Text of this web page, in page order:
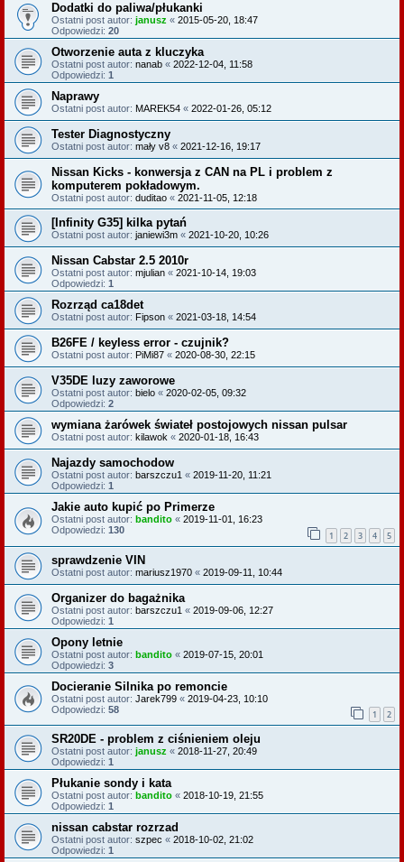
Dodatki do paliwa/płukanki
Ostatni post autor: janusz « 2015-05-20, 18:47
Odpowiedzi: 20
Otworzenie auta z kluczyka
Ostatni post autor: nanab « 2022-12-04, 11:58
Odpowiedzi: 1
Naprawy
Ostatni post autor: MAREK54 « 2022-01-26, 05:12
Tester Diagnostyczny
Ostatni post autor: mały v8 « 2021-12-16, 19:17
Nissan Kicks - konwersja z CAN na PL i problem z
komputerem pokładowym.
Ostatni post autor: duditao « 2021-11-05, 12:18
[Infinity G35] kilka pytań
Ostatni post autor: janiewi3m « 2021-10-20, 10:26
Nissan Cabstar 2.5 2010r
Ostatni post autor: mjulian « 2021-10-14, 19:03
Odpowiedzi: 1
Rozrząd ca18det
Ostatni post autor: Fipson « 2021-03-18, 14:54
B26FE / keyless error - czujnik?
Ostatni post autor: PiMi87 « 2020-08-30, 22:15
V35DE luzy zaworowe
Ostatni post autor: bielo « 2020-02-05, 09:32
Odpowiedzi: 2
wymiana żarówek świateł postojowych nissan pulsar
Ostatni post autor: kilawok « 2020-01-18, 16:43
Najazdy samochodow
Ostatni post autor: barszczu1 « 2019-11-20, 11:21
Odpowiedzi: 1
Jakie auto kupić po Primerze
Ostatni post autor: bandito « 2019-11-01, 16:23
Odpowiedzi: 130 1 2 3 4 5
sprawdzenie VIN
Ostatni post autor: mariusz1970 « 2019-09-11, 10:44
Organizer do bagażnika
Ostatni post autor: barszczu1 « 2019-09-06, 12:27
Odpowiedzi: 1
Opony letnie
Ostatni post autor: bandito « 2019-07-15, 20:01
Odpowiedzi: 3
Docieranie Silnika po remoncie
Ostatni post autor: Jarek799 « 2019-04-23, 10:10
Odpowiedzi: 58 1 2
SR20DE - problem z ciśnieniem oleju
Ostatni post autor: janusz « 2018-11-27, 20:49
Odpowiedzi: 1
Płukanie sondy i kata
Ostatni post autor: bandito « 2018-10-19, 21:55
Odpowiedzi: 1
nissan cabstar rozrzad
Ostatni post autor: szpec « 2018-10-02, 21:02
Odpowiedzi: 1